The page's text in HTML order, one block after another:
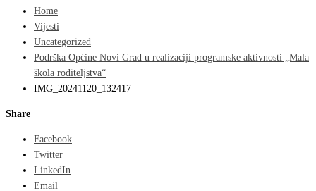
Home
Vijesti
Uncategorized
Podrška Općine Novi Grad u realizaciji programske aktivnosti „Mala
škola roditeljstva“
IMG_20241120_132417
Share
Facebook
Twitter
LinkedIn
Email